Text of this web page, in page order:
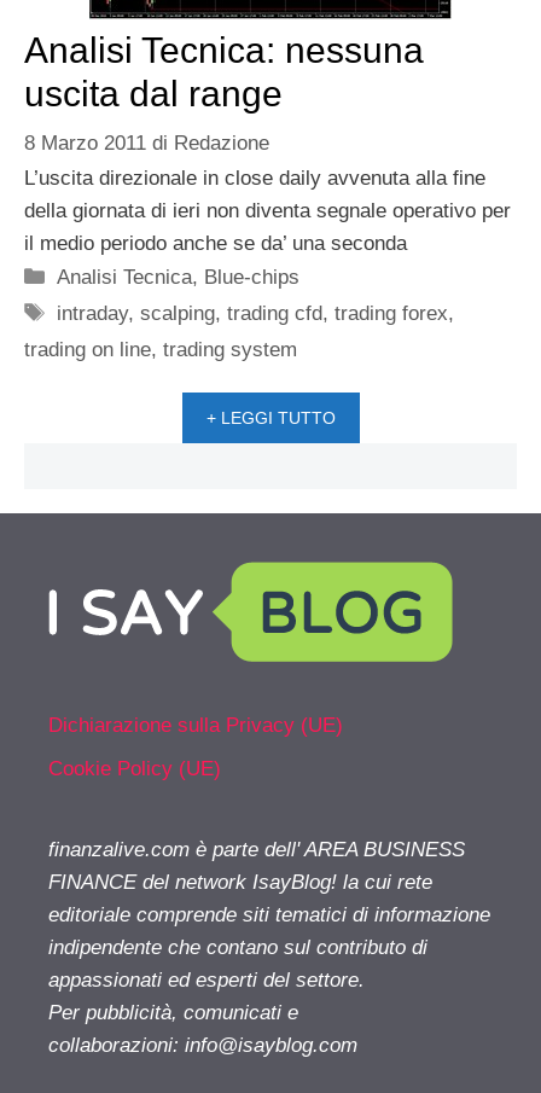
Analisi Tecnica: nessuna
uscita dal range
8 Marzo 2011 di Redazione
L’uscita direzionale in close daily avvenuta alla fine
della giornata di ieri non diventa segnale operativo per
il medio periodo anche se da’ una seconda
Categorie
Analisi Tecnica, Blue-chips
Tag
intraday,scalping,trading cfd,trading forex,
trading on line, trading system
+ LEGGI TUTTO
Dichiarazione sulla Privacy (UE)
Cookie Policy (UE)
finanzalive.com è parte dell' AREA BUSINESS
FINANCE del network IsayBlog! la cui rete
editoriale comprende siti tematici di informazione
indipendente che contano sul contributo di
appassionati ed esperti del settore.
Per pubblicità, comunicati e
collaborazioni: info@isayblog.com